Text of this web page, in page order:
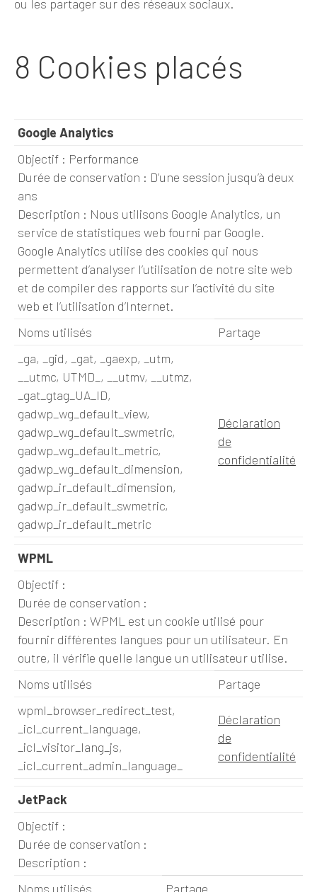
ou les partager sur des réseaux sociaux.
8 Cookies placés
Google Analytics
Objectif : Performance
Durée de conservation : D’une session jusqu’à deux
ans
Description : Nous utilisons Google Analytics, un
service de statistiques web fourni par Google.
Google Analytics utilise des cookies qui nous
permettent d’analyser l’utilisation de notre site web
et de compiler des rapports sur l’activité du site
web et l’utilisation d’Internet.
Noms utilisés
Partage
_ga, _gid, _gat, _gaexp, _utm,
__utmc, UTMD_, __utmv, __utmz,
_gat_gtag_UA_ID,
gadwp_wg_default_view,
gadwp_wg_default_swmetric,
gadwp_wg_default_metric,
gadwp_wg_default_dimension,
gadwp_ir_default_dimension,
gadwp_ir_default_swmetric,
gadwp_ir_default_metric
Déclaration
de
confidentialité
WPML
Objectif :
Durée de conservation :
Description : WPML est un cookie utilisé pour
fournir différentes langues pour un utilisateur. En
outre, il vérifie quelle langue un utilisateur utilise.
Noms utilisés
Partage
wpml_browser_redirect_test,
_icl_current_language,
_icl_visitor_lang_js,
_icl_current_admin_language_
Déclaration
de
confidentialité
JetPack
Objectif :
Durée de conservation :
Description :
Noms utilisés
Partage